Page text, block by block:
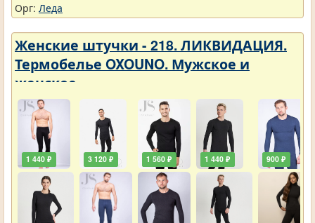
Орг: Леда
Женские штучки - 218. ЛИКВИДАЦИЯ.
Термобелье OXOUNO. Мужское и
женское
1 440 ₽ 3 120 ₽ 1 560 ₽ 1 440 ₽ 900 ₽